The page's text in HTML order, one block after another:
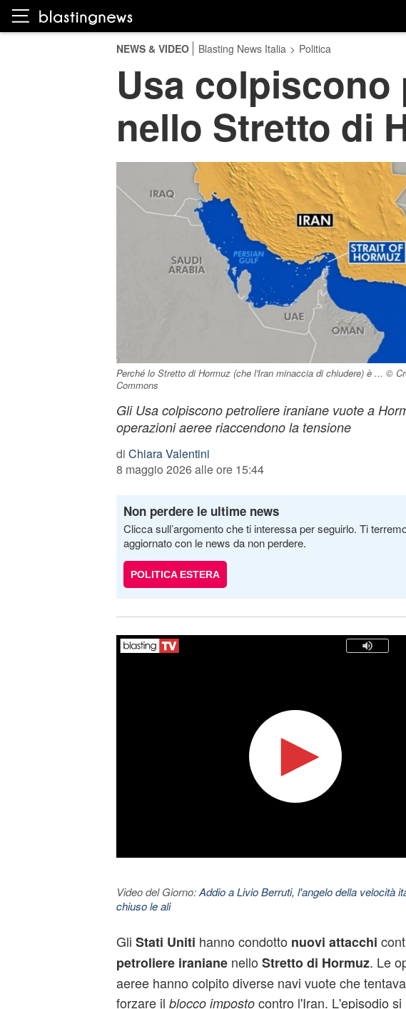
NEWS & VIDEO Blasting News Italia > Politica
Usa
nello Stretto di
Perché lo Stretto di Hormuz (che l'Iran minaccia di chiudere) è ... ©
Commons
Gli Usa colpiscono petroliere iraniane vuote a
operazioni aeree riaccendono la tensione
di Chiara Valentini
8 maggio 2026 alle ore 15:44
Non perdere le ultime news
Clicca sull’argomento che ti interessa per seguirlo. Ti
aggiornato con le news da non perdere.
POLITICA ESTERA
Video del Giorno:Addio a Livio Berruti, l'angelo della velocità
chiuso le ali
Gli Stati Uniti hanno condotto nuovi attacchi
petroliere iranianenello Stretto di Hormuz. Le
aeree hanno colpito diverse navi vuote che
forzare il blocco impostocontro l'Iran. L'episodio si